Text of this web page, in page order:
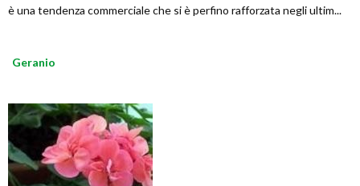
è una tendenza commerciale che si è perfino rafforzata negli ultim...
Geranio